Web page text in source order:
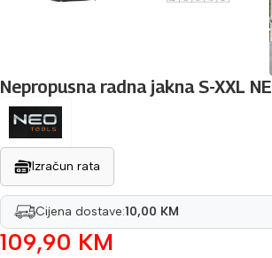
Nepropusna radna jakna S-XXL
Izračun rata
Cijena dostave:10,00 KM
109,90 KM